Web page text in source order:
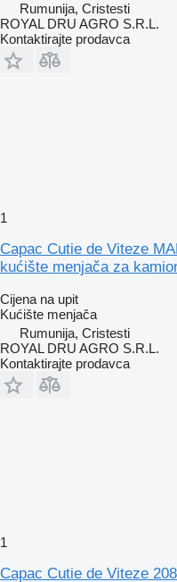
Rumunija, Cristesti
ROYAL DRU AGRO S.R.L.
Kontaktirajte prodavca
1
Capac Cutie de Viteze
kućište menjača za
Cijena na upit
Kućište menjača
Rumunija, Cristesti
ROYAL DRU AGRO S.R.L.
Kontaktirajte prodavca
1
Capac Cutie de Viteze